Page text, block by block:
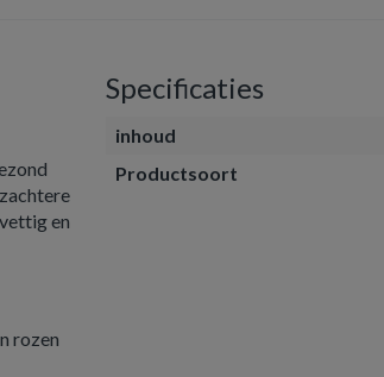
en
rozen
Specificaties
inhoud
Productsoort